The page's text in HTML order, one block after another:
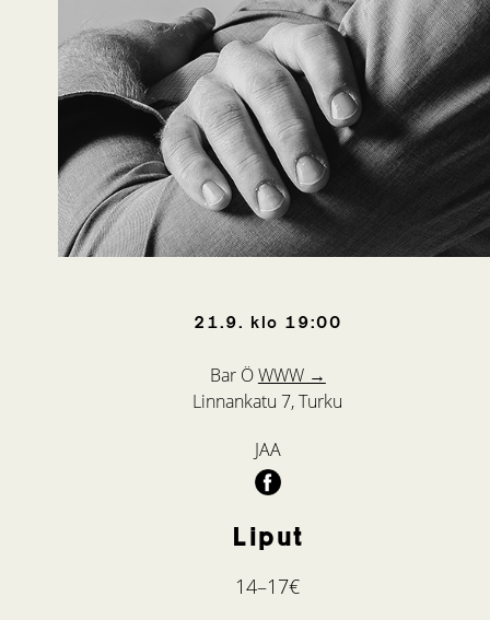
21.9. klo 19:00
Bar ÖWWW →
Linnankatu 7, Turku
JAA
Liput
14–17€